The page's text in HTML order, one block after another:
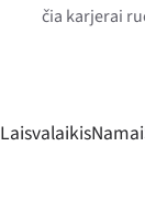
čia karjerai
LaisvalaikisNamai